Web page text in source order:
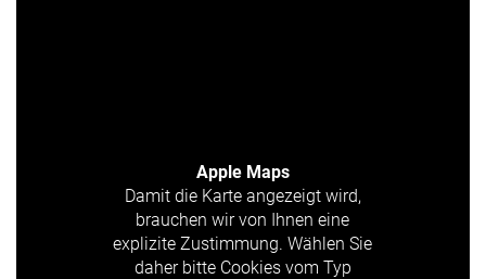
Apple Maps
Damit die Karte angezeigt wird,
brauchen wir von Ihnen eine
explizite Zustimmung. Wählen Sie
daher bitte Cookies vom Typ